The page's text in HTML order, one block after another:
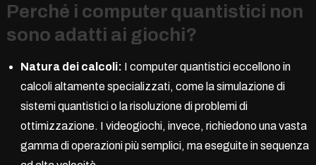
Perché i computer quantistici non
sono adatti ai giochi?
Natura dei calcoli: I computer quantistici eccellono in
calcoli altamente specializzati, come la simulazione di
sistemi quantistici o la risoluzione di problemi di
ottimizzazione. I videogiochi, invece, richiedono una vasta
gamma di operazioni più semplici, ma eseguite in sequenza